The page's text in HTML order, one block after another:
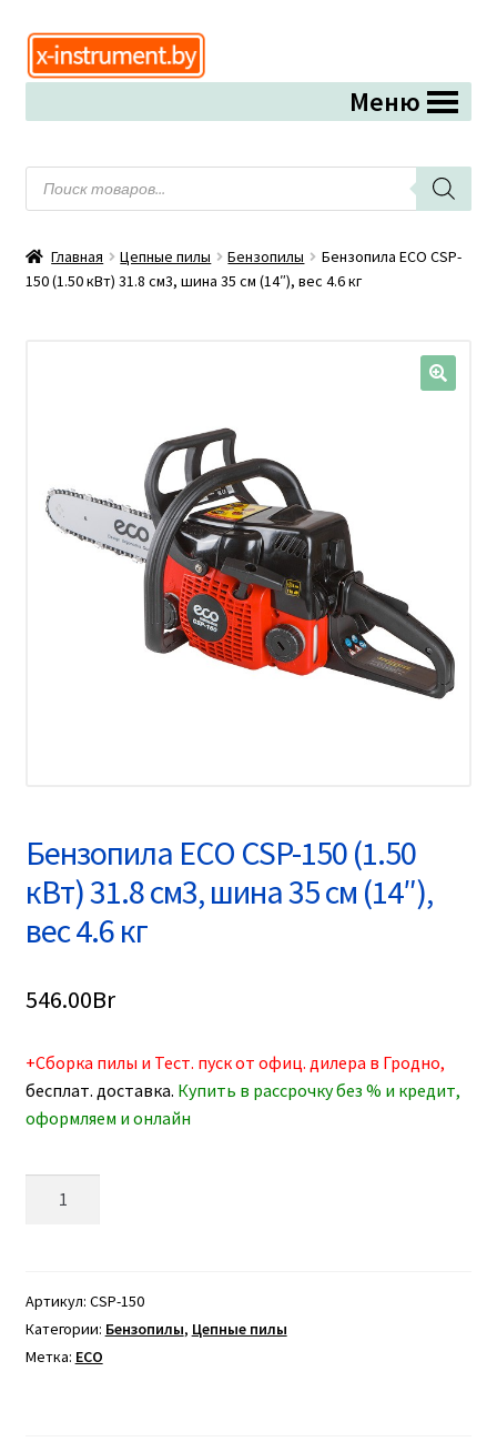
Перейти
к
Перейти
к
Меню
Поиск
товаров
Главная Цепные пилы Бензопилы
Бензопила ECO CSP-
150 (1.50 кВт) 31.8 см3, шина 35 см (14″), вес 4.6 кг
Бензопила ECO CSP-150 (1.50
кВт) 31.8 см3, шина 35 см (14″),
вес 4.6 кг
546.00Br
+Сборка пилы и Тест. пуск от офиц. дилера в Гродно,
бесплат. доставка. Купить в рассрочку без % и кредит,
оформляем и онлайн
CSP-
150
(1.50
Артикул: CSP-150
Категории: Бензопилы, Цепные пилы
Метка: ECO